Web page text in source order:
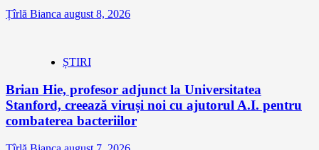
Țîrlă Bianca august 8, 2026
ȘTIRI
Brian Hie, profesor adjunct la Universitatea
Stanford, creează viruși noi cu ajutorul A.I. pentru
combaterea bacteriilor